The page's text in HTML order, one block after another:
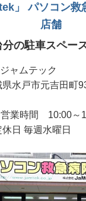
」 パソコン
店舗
の駐車スペー
ャムテック
水戸市元吉田町
営業時間 10:00～
日 毎週水曜日